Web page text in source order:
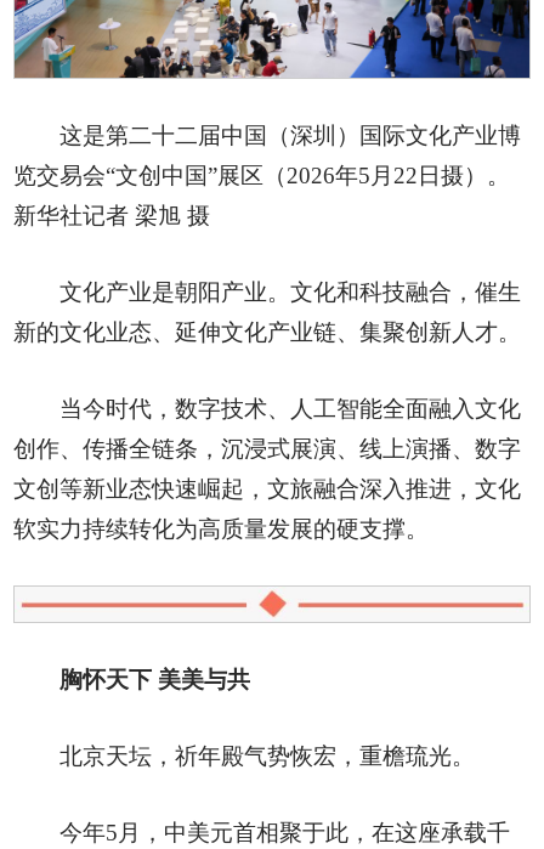
这是第二十二届中国（深圳）国际文化产业博
览交易会“文创中国”展区（2026年5月22日摄）。
新华社记者 梁旭 摄
文化产业是朝阳产业。文化和科技融合，催生
新的文化业态、延伸文化产业链、集聚创新人才。
当今时代，数字技术、人工智能全面融入文化
创作、传播全链条，沉浸式展演、线上演播、数字
文创等新业态快速崛起，文旅融合深入推进，文化
软实力持续转化为高质量发展的硬支撑。
胸怀天下 美美与共
北京天坛，祈年殿气势恢宏，重檐琉光。
今年5月，中美元首相聚于此，在这座承载千